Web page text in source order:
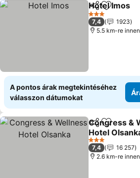
Megosztás
Hotel Imos
3 Kategória
7,4
1923
5.5 km-re
A pontos árak megtekintéséhez
válasszon dátumokat
Megosztás
Congress &
Hotel
3 Kategória
7,4
16 257
2.6 km-re